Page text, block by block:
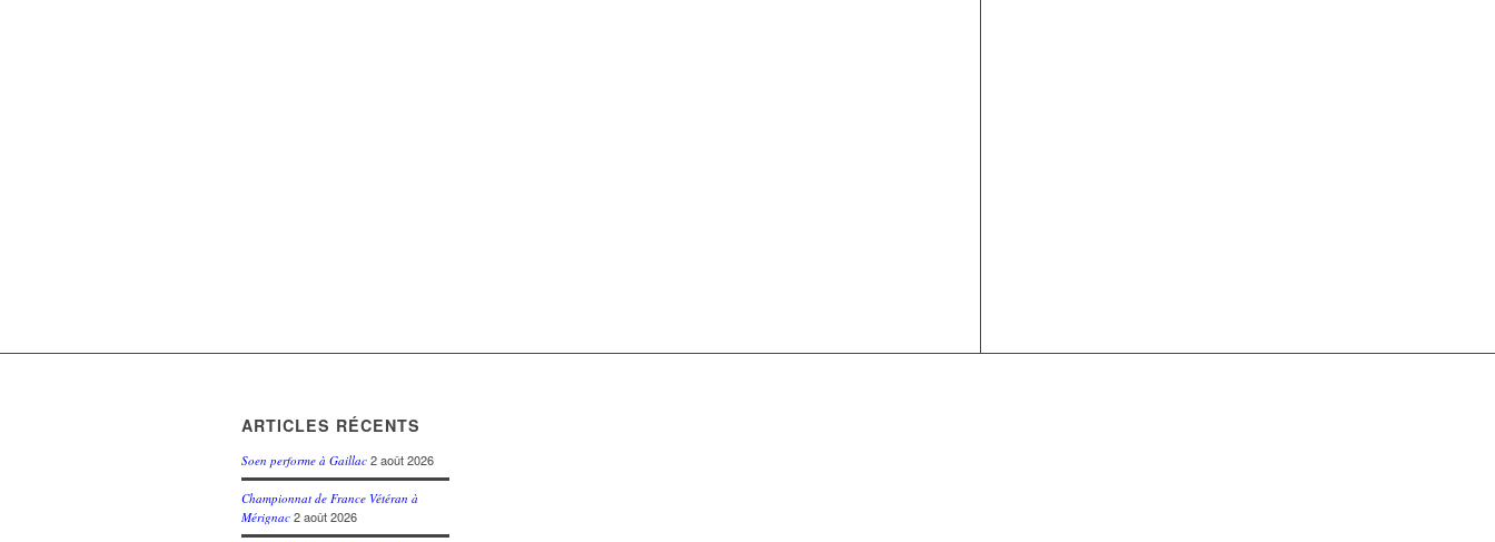
ARTICLES RÉCENTS
Soen performe à Gaillac 2 août 2026
Championnat de France Vétéran à
Mérignac 2 août 2026